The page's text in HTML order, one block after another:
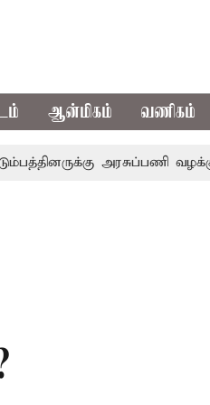
ஆன்மிகம் வணிகம்
அரசுப்பணி வழக்கு;